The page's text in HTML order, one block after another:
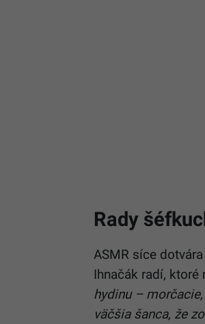
Rady
ASMR síce
Ihnačák radí,
hydinu –
väčšia šanca, že